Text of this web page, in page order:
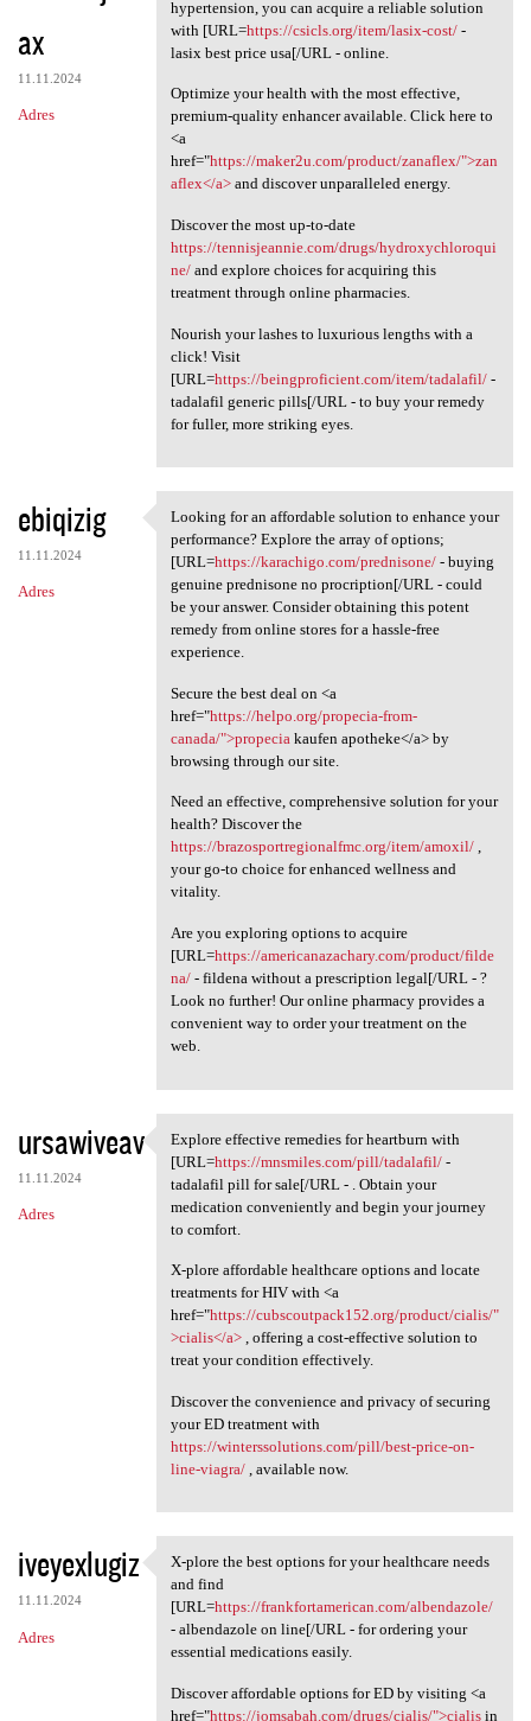
ax
11.11.2024
Adres
hypertension, you can acquire a reliable solution
with [URL=https://csicls.org/item/lasix-cost/-
lasix best price usa[/URL - online.
Optimize your health with the most effective,
premium-quality enhancer available. Click here to
<a
href="https://maker2u.com/product/zanaflex/">zan
aflex</a>and discover unparalleled energy.
Discover the most up-to-date
https://tennisjeannie.com/drugs/hydroxychloroqui
ne/and explore choices for acquiring this
treatment through online pharmacies.
Nourish your lashes to luxurious lengths with a
click! Visit
[URL=https://beingproficient.com/item/tadalafil/-
tadalafil generic pills[/URL - to buy your remedy
for fuller, more striking eyes.
ebiqizig
11.11.2024
Adres
Looking for an affordable
Looking for an affordable solution to enhance your
performance? Explore the array of options;
[URL=https://karachigo.com/prednisone/- buying
genuine prednisone no procription[/URL - could
be your answer. Consider obtaining this potent
remedy from online stores for a hassle-free
experience.
Secure the best deal on <a
href="https://helpo.org/propecia-from-
canada/">propecia kaufen apotheke</a> by
browsing through our site.
Need an effective, comprehensive solution for your
health? Discover the
https://brazosportregionalfmc.org/item/amoxil/,
your go-to choice for enhanced wellness and
vitality.
Are you exploring options to acquire
[URL=https://americanazachary.com/product/filde
na/- fildena without a prescription legal[/URL - ?
Look no further! Our online pharmacy provides a
convenient way to order your treatment on the
web.
ursawiveav
11.11.2024
Adres
Explore effective remedies
Explore effective remedies for heartburn with
[URL=https://mnsmiles.com/pill/tadalafil/-
tadalafil pill for sale[/URL - . Obtain your
medication conveniently and begin your journey
to comfort.
X-plore affordable healthcare options and locate
treatments for HIV with <a
href="https://cubscoutpack152.org/product/cialis/"
>cialis</a>, offering a cost-effective solution to
treat your condition effectively.
Discover the convenience and privacy of securing
your ED treatment with
https://winterssolutions.com/pill/best-price-on-
line-viagra/, available now.
iveyexlugiz
11.11.2024
Adres
X-plore the best options for
X-plore the best options for your healthcare needs
and find
[URL=https://frankfortamerican.com/albendazole/
- albendazole on line[/URL - for ordering your
essential medications easily.
Discover affordable options for ED by visiting <a
href="https://jomsabah.com/drugs/cialis/">cialisin